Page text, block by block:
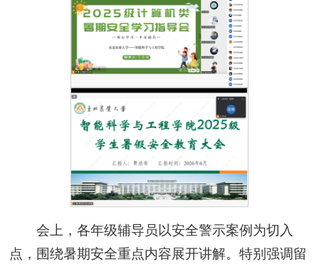
会上，各年级辅导员以安全警示案例为切入
点，围绕暑期安全重点内容展开讲解。特别强调留